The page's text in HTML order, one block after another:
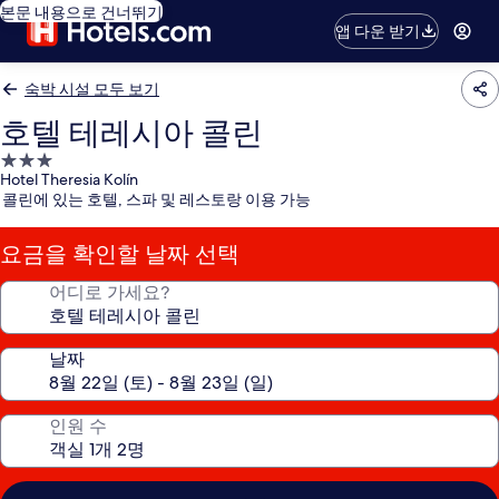
본문 내용으로 건너뛰기
앱 다운 받기
숙박 시설 모두 보기
호텔 테레시아 콜린
3.0
성
급
숙
박
시
Hotel Theresia Kolín
콜린에 있는 호텔, 스파 및 레스토랑 이용 가능
요금을 확인할 날짜 선택
어디로 가세요?
날짜
인원 수